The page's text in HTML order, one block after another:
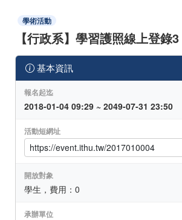
學術活動
【行政系】學習護照線上登錄3
基本資訊
報名起迄
2018-01-04 09:29 ~ 2049-07-31 23:50
活動短網址
開放對象
學生，費用：0
承辦單位